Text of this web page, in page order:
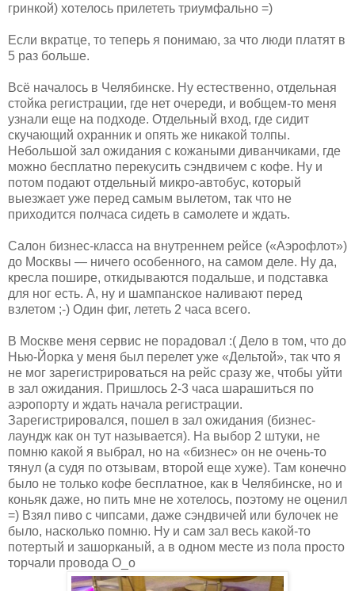
гринкой) хотелось прилететь триумфально =)
Если вкратце, то теперь я понимаю, за что люди платят в
5 раз больше.
Всё началось в Челябинске. Ну естественно, отдельная
стойка регистрации, где нет очереди, и вобщем-то меня
узнали еще на подходе. Отдельный вход, где сидит
скучающий охранник и опять же никакой толпы.
Небольшой зал ожидания с кожаными диванчиками, где
можно бесплатно перекусить сэндвичем с кофе. Ну и
потом подают отдельный микро-автобус, который
выезжает уже перед самым вылетом, так что не
приходится полчаса сидеть в самолете и ждать.
Салон бизнес-класса на внутреннем рейсе («Аэрофлот»)
до Москвы — ничего особенного, на самом деле. Ну да,
кресла пошире, откидываются подальше, и подставка
для ног есть. А, ну и шампанское наливают перед
взлетом ;-) Один фиг, лететь 2 часа всего.
В Москве меня сервис не порадовал :( Дело в том, что до
Нью-Йорка у меня был перелет уже «Дельтой», так что я
не мог зарегистрироваться на рейс сразу же, чтобы уйти
в зал ожидания. Пришлось 2-3 часа шарашиться по
аэропорту и ждать начала регистрации.
Зарегистрировался, пошел в зал ожидания (бизнес-
лаундж как он тут называется). На выбор 2 штуки, не
помню какой я выбрал, но на «бизнес» он не очень-то
тянул (а судя по отзывам, второй еще хуже). Там конечно
было не только кофе бесплатное, как в Челябинске, но и
коньяк даже, но пить мне не хотелось, поэтому не оценил
=) Взял пиво с чипсами, даже сэндвичей или булочек не
было, насколько помню. Ну и сам зал весь какой-то
потертый и зашорканый, а в одном месте из пола просто
торчали провода О_о